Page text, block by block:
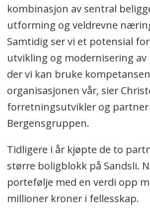
kombinasjon av sentral
utforming og veldrevne
Samtidig ser vi et potensial
utvikling og modernisering
der vi kan bruke
organisasjonen vår, sier
forretningsutvikler og partner
Bergensgruppen.
Tidligere i år kjøpte de to
større boligblokk på Sandsli.
portefølje med en verdi opp
millioner kroner i fellesskap.